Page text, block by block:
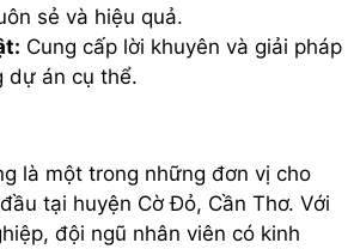
sẻ và hiệu quả.
Cung cấp lời khuyên và giải pháp
dự án cụ thể.
là một trong những đơn vị cho
tại huyện Cờ Đỏ, Cần Thơ. Với
đội ngũ nhân viên có kinh